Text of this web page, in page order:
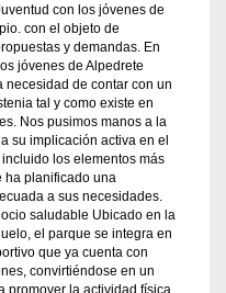
con los jóvenes de
con el objeto de
y demandas. En
jóvenes de Alpedrete
necesidad de contar con un
tal y como existe en
Nos pusimos manos a la
su implicación activa en el
los elementos más
ha planificado una
a sus necesidades.
saludable Ubicado en la
el parque se integra en
que ya cuenta con
convirtiéndose en un
promover la actividad física